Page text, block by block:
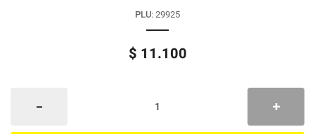
PLU: 29925
$ 11.100